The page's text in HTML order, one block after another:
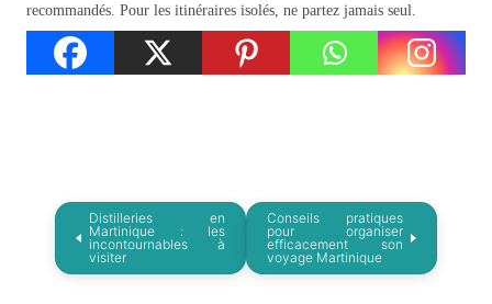
recommandés. Pour les itinéraires isolés, ne partez jamais seul.
Distilleries en
Martinique : les
incontournables à
visiter
Conseils pratiques
pour organiser
efficacement son
voyage Martinique